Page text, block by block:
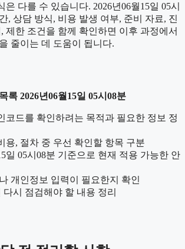
은 다를 수 있습니다. 2026년06월15일 05시
, 상담 방식, 비용 발생 여부, 준비 자료, 진
제한 조건을 함께 확인하면 이후 과정에서
줄이는 데 도움이 됩니다.
록 2026년06월15일 05시08분
코드를 확인하려는 목적과 필요한 정보 정
용, 절차 중 우선 확인할 항목 구분
일 05시08분 기준으로 현재 적용 가능한 안
개인정보 입력이 필요한지 확인
다시 점검해야 할 내용 정리